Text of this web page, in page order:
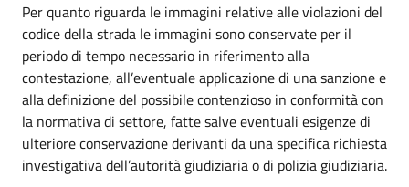
Per quanto riguarda le immagini relative alle violazioni del
codice della strada le immagini sono conservate per il
periodo di tempo necessario in riferimento alla
contestazione, all’eventuale applicazione di una sanzione e
alla definizione del possibile contenzioso in conformità con
la normativa di settore, fatte salve eventuali esigenze di
ulteriore conservazione derivanti da una specifica richiesta
investigativa dell’autorità giudiziaria o di polizia giudiziaria.